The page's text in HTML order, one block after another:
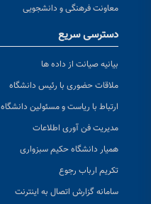
معاونت فرهنگی و دانشجویی
دسترسی سریع
بیانیه صیانت از داده ها
ملاقات حضوری با رئیس دانشگاه
ارتباط با ریاست و مسئولین دانشگاه
مدیریت فن آوری اطلاعات
همیار دانشگاه حکیم سبزواری
تکریم ارباب رجوع
سامانه گزارش اتصال به اینترنت